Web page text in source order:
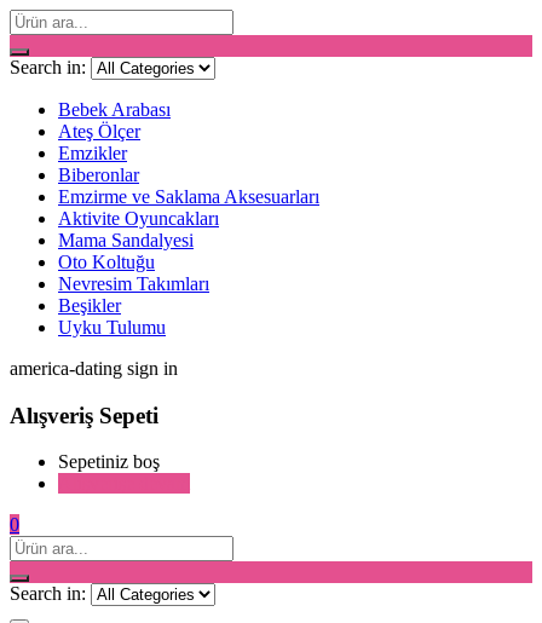
Search in:
Bebek Arabası
Ateş Ölçer
Emzikler
Biberonlar
Emzirme ve Saklama Aksesuarları
Aktivite Oyuncakları
Mama Sandalyesi
Oto Koltuğu
Nevresim Takımları
Beşikler
Uyku Tulumu
america-dating sign in
Alışveriş Sepeti
Sepetiniz boş
0
Search in: